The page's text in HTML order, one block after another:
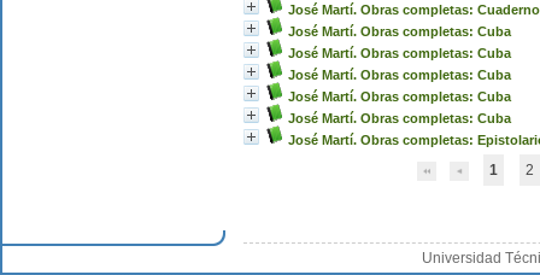
José Martí. Obras completas:
José Martí. Obras completas: Cuba
José Martí. Obras completas: Cuba
José Martí. Obras completas: Cuba
José Martí. Obras completas: Cuba
José Martí. Obras completas: Cuba
José Martí. Obras completas:
1 2
Universidad